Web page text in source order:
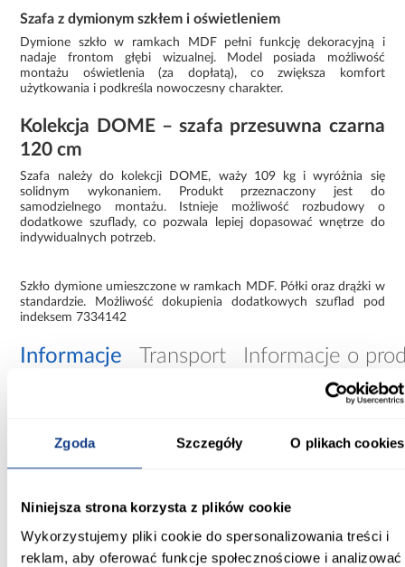
Zgoda Szczegóły O plikach cookies
Niniejsza strona korzysta z plików cookie
Wykorzystujemy pliki cookie do spersonalizowania treści i
reklam, aby oferować funkcje społecznościowe i analizować
Szafa z dymionym szkłem i oświetleniem
Dymione szkło w ramkach MDF pełni funkcję dekoracyjną i
nadaje frontom głębi wizualnej. Model posiada możliwość
montażu oświetlenia (za dopłatą), co zwiększa komfort
użytkowania i podkreśla nowoczesny charakter.
Kolekcja DOME – szafa przesuwna czarna
120 cm
Szafa należy do kolekcji DOME, waży 109 kg i wyróżnia się
solidnym wykonaniem. Produkt przeznaczony jest do
samodzielnego montażu. Istnieje możliwość rozbudowy o
dodatkowe szuflady, co pozwala lepiej dopasować wnętrze do
indywidualnych potrzeb.
Szkło dymione umieszczone w ramkach MDF. Półki oraz drążki w
standardzie. Możliwość dokupienia dodatkowych szuflad pod
indeksem 7334142
Informacje Transport Informacje o
120.00
Wysokość [cm]:
200.00